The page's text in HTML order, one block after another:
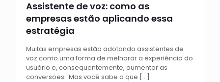
Assistente de voz: como as
empresas estão aplicando essa
estratégia
Muitas empresas estão adotando assistentes de
voz como uma forma de melhorar a experiência do
usuário e, consequentemente, aumentar as
conversões. Mas você sabe o que […]